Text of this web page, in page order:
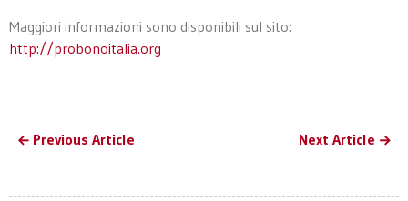
Maggiori informazioni sono disponibili sul sito:
http://probonoitalia.org
Previous Article Next Article